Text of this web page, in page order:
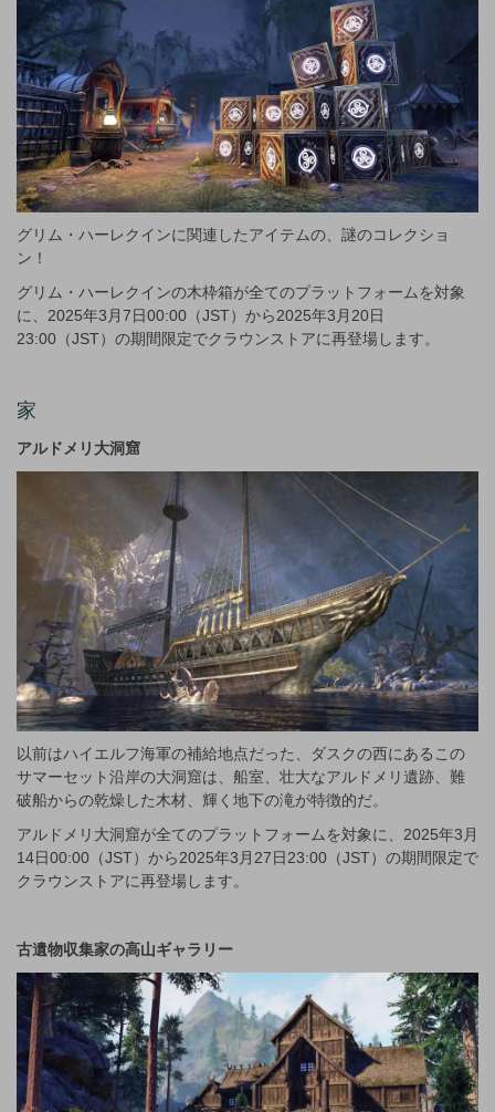
グリム・ハーレクインに関連したアイテムの、謎のコレクショ
ン！
グリム・ハーレクインの木枠箱が全てのプラットフォームを対象
に、2025年3月7日00:00（JST）から2025年3月20日
23:00（JST）の期間限定でクラウンストアに再登場します。
家
アルドメリ大洞窟
以前はハイエルフ海軍の補給地点だった、ダスクの西にあるこの
サマーセット沿岸の大洞窟は、船室、壮大なアルドメリ遺跡、難
破船からの乾燥した木材、輝く地下の滝が特徴的だ。
アルドメリ大洞窟が全てのプラットフォームを対象に、2025年3月
14日00:00（JST）から2025年3月27日23:00（JST）の期間限定で
クラウンストアに再登場します。
古遺物収集家の高山ギャラリー